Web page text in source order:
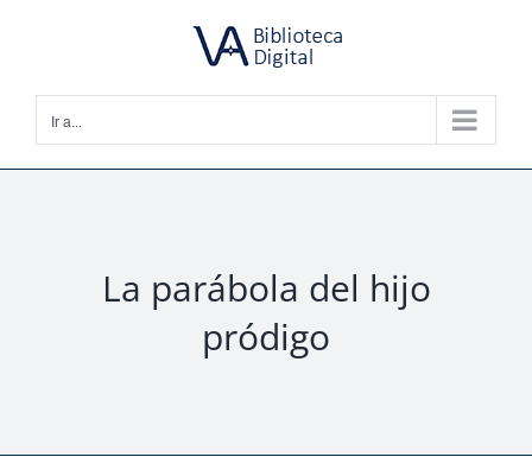
Ir a...
La parábola del hijo
pródigo